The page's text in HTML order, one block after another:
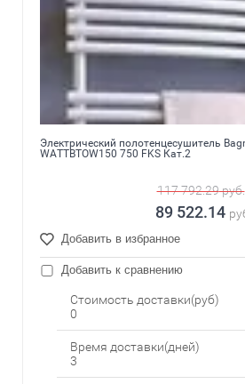
Электрический полотенцесушитель
WATTBTOW150 750 FKS Кат.2
117 792.29руб.
89 522.14
Добавить в избранное
Добавить к сравнению
Стоимость доставки(руб)
0
Время доставки(дней)
3